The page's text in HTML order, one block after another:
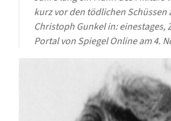
kurz vor den tödlichen
Christoph Gunkel in: einestages,
Portal von Spiegel Online am 4.